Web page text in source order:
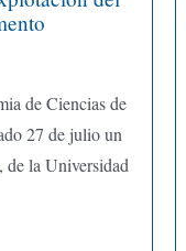
de Ciencias de
27 de julio un
de la Universidad